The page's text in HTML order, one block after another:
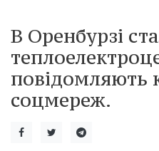
В Оренбурзі
повідомляють
соцмереж.